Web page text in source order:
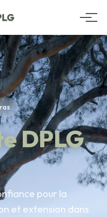
DPLG
pour la
et extension dans